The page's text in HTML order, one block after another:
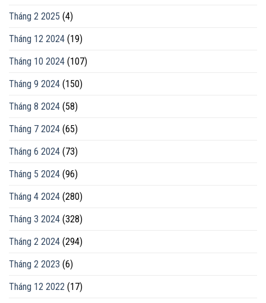
Tháng 2 2025 (4)
Tháng 12 2024 (19)
Tháng 10 2024 (107)
Tháng 9 2024 (150)
Tháng 8 2024 (58)
Tháng 7 2024 (65)
Tháng 6 2024 (73)
Tháng 5 2024 (96)
Tháng 4 2024 (280)
Tháng 3 2024 (328)
Tháng 2 2024 (294)
Tháng 2 2023 (6)
Tháng 12 2022 (17)